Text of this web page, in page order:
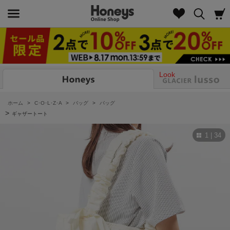
Look
ホーム > C･O･L･Z･A > バッグ > バッグ
> ギャザートート
1 | 34